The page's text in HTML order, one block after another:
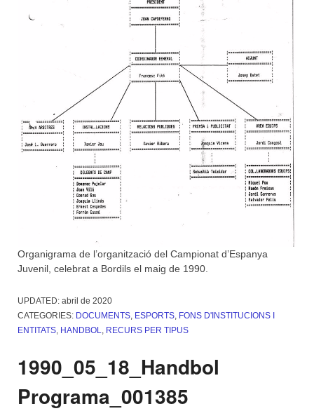
Organigrama de l’organització del Campionat d’Espanya
Juvenil, celebrat a Bordils el maig de 1990.
UPDATED: abril de 2020
CATEGORIES: DOCUMENTS ESPORTS FONS D'INSTITUCIONS I
ENTITATS HANDBOL RECURS PER TIPUS
1990_05_18_Handbol
Programa_001385